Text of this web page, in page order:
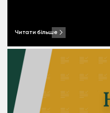
Читати більше